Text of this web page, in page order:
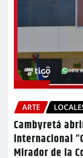
ARTE
Cambyretá
internacional
Mirador de la